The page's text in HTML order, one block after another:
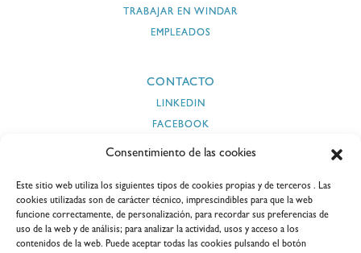
Consentimiento de las cookies
Este sitio web utiliza los siguientes tipos de cookies propias y de terceros . Las
cookies utilizadas son de carácter técnico, imprescindibles para que la web
funcione correctamente, de personalización, para recordar sus preferencias de
uso de la web y de análisis; para analizar la actividad, usos y acceso a los
contenidos de la web. Puede aceptar todas las cookies pulsando el botón
TRABAJAR EN WINDAR
EMPLEADOS
CONTACTO
LINKEDIN
FACEBOOK
INSTAGRAM
YOUTUBE